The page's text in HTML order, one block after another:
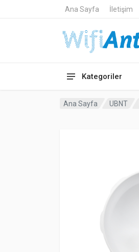
Ana Sayfa İletişim
Kategoriler
Ana Sayfa UBNT